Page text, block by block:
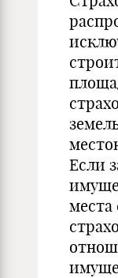
Если
места